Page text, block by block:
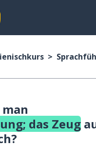
das Zeug